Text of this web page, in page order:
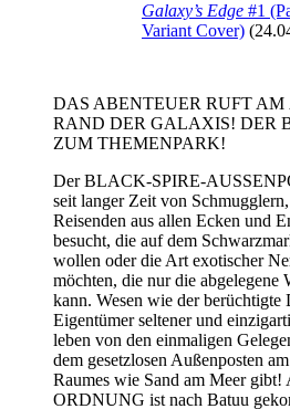
Galaxy’s Edge #1
Variant Cover)
DAS ABENTEUER RUFT AM
RAND DER GALAXIS! DER
ZUM THEMENPARK!
Der BLACK-SPIRE-
seit langer Zeit von
Reisenden aus allen Ecken und
besucht, die auf dem
wollen oder die Art exotischer
möchten, die nur die abgelegene
kann. Wesen wie der
Eigentümer seltener und
leben von den einmaligen
dem gesetzlosen Außenposten
Raumes wie Sand am Meer gibt!
ORDNUNG ist nach Batuu